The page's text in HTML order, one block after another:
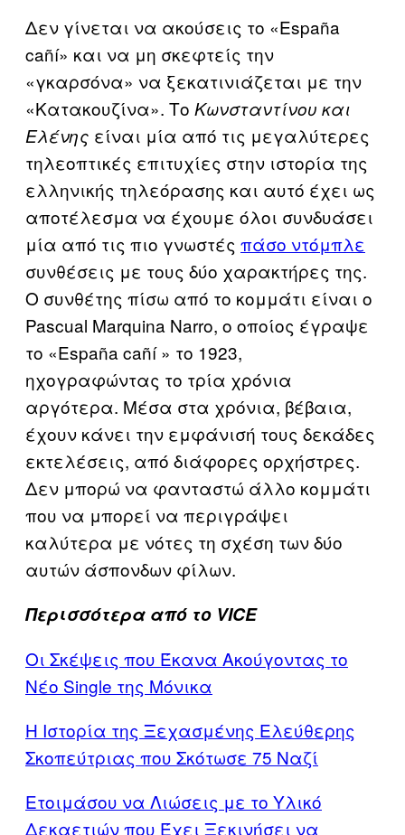
Δεν γίνεται να ακούσεις το «España
cañí» και να μη σκεφτείς την
«γκαρσόνα» να ξεκατινιάζεται με την
«Κατακουζίνα». Το Κωνσταντίνου και
Ελένης είναι μία από τις μεγαλύτερες
τηλεοπτικές επιτυχίες στην ιστορία της
ελληνικής τηλεόρασης και αυτό έχει ως
αποτέλεσμα να έχουμε όλοι συνδυάσει
μία από τις πιο γνωστές πάσο ντόμπλε
συνθέσεις με τους δύο χαρακτήρες της.
Ο συνθέτης πίσω από το κομμάτι είναι ο
Pascual Marquina Narro, ο οποίος έγραψε
το «España cañí » το 1923,
ηχογραφώντας το τρία χρόνια
αργότερα. Μέσα στα χρόνια, βέβαια,
έχουν κάνει την εμφάνισή τους δεκάδες
εκτελέσεις, από διάφορες ορχήστρες.
Δεν μπορώ να φανταστώ άλλο κομμάτι
που να μπορεί να περιγράψει
καλύτερα με νότες τη σχέση των δύο
αυτών άσπονδων φίλων.
Περισσότερα από το VICE
Οι Σκέψεις που Έκανα Ακούγοντας το
Νέο Single της Μόνικα
Η Ιστορία της Ξεχασμένης Ελεύθερης
Σκοπεύτριας που Σκότωσε 75 Ναζί
Ετοιμάσου να Λιώσεις με το Υλικό
Δεκαετιών που Έχει Ξεκινήσει να